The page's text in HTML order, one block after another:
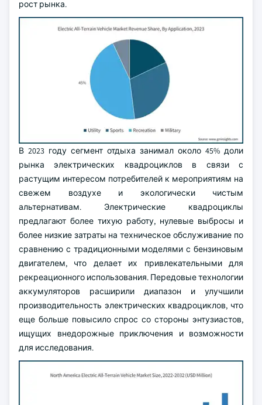
рост рынка.
В 2023 году сегмент отдыха занимал около 45% доли
рынка электрических квадроциклов в связи с
растущим интересом потребителей к мероприятиям на
свежем воздухе и экологически чистым
альтернативам. Электрические квадроциклы
предлагают более тихую работу, нулевые выбросы и
более низкие затраты на техническое обслуживание по
сравнению с традиционными моделями с бензиновым
двигателем, что делает их привлекательными для
рекреационного использования. Передовые технологии
аккумуляторов расширили диапазон и улучшили
производительность электрических квадроциклов, что
еще больше повысило спрос со стороны энтузиастов,
ищущих внедорожные приключения и возможности
для исследования.